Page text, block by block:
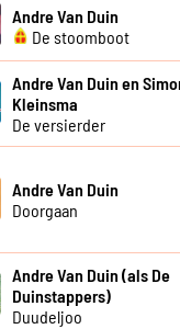
Andre Van Duin
De stoomboot
Andre Van Duin en
Kleinsma
De versierder
Andre Van Duin
Doorgaan
Andre Van Duin (als De
Duinstappers)
Duudeljoo